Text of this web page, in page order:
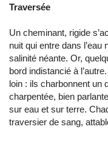
Traversée
Un cheminant, rigide
nuit qui entre dans
salinité néante. Or,
bord indistancié à
loin : ils charbonnent un
charpentée, bien
sur eau et sur terre.
traversier de sang,